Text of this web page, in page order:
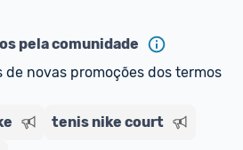
pela comunidade
de novas promoções dos termos
tenis nike court